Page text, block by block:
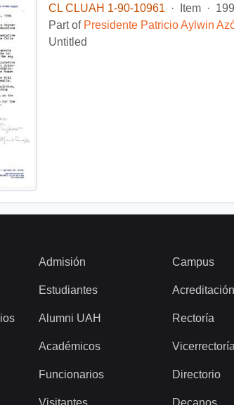
CL CLUAH 1-90-10961
· Item ·
Part of Presidente Patricio Aylwin
Untitled
Admisión
Estudiantes
Alumni UAH
Académicos
Funcionarios
Visitantes
Campus
Acreditación
Rectoría
Directorio
Decanos